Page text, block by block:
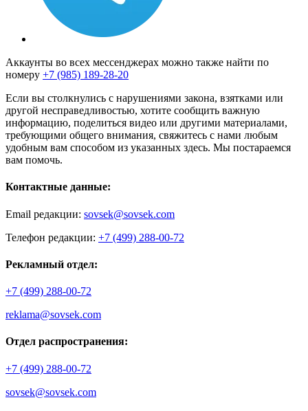
Аккаунты во всех мессенджерах можно также найти по
номеру +7 (985) 189-28-20
Если вы столкнулись с нарушениями закона, взятками или
другой несправедливостью, хотите сообщить важную
информацию, поделиться видео или другими материалами,
требующими общего внимания, свяжитесь с нами любым
удобным вам способом из указанных здесь. Мы постараемся
вам помочь.
Контактные данные:
Email редакции: sovsek@sovsek.com
Телефон редакции: +7 (499) 288-00-72
Рекламный отдел:
+7 (499) 288-00-72
reklama@sovsek.com
Отдел распространения:
+7 (499) 288-00-72
sovsek@sovsek.com